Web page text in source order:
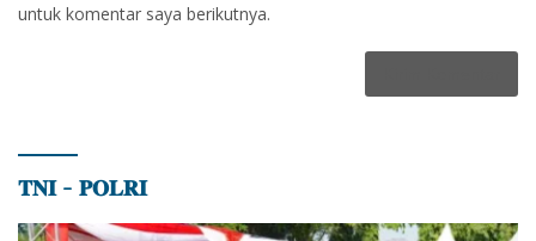
untuk komentar saya berikutnya.
𝐓𝐍𝐈 – 𝐏𝐎𝐋𝐑𝐈